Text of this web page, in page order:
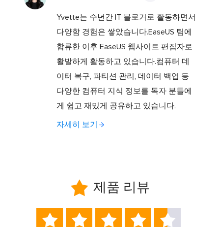
Yvette는 수년간 IT 블로거로 활동하면서
다양함 경험은 쌓았습니다.EaseUS 팀에
합류한 이후 EaseUS 웹사이트 편집자로
활발하게 활동하고 있습니다.컴퓨터 데
이터 복구, 파티션 관리, 데이터 백업 등
다양한 컴퓨터 지식 정보를 독자 분들에
게 쉽고 재밌게 공유하고 있습니다.
자세히 보기
 제품 리뷰
    